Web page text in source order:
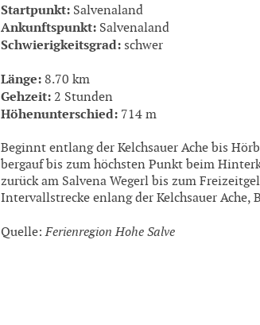
Startpunkt: Salvenaland
Ankunftspunkt: Salvenaland
Schwierigkeitsgrad: schwer
Länge: 8.70 km
Gehzeit: 2 Stunden
Höhenunterschied: 714 m
Beginnt entlang der Kelchsauer Ache bis
bergauf bis zum höchsten Punkt beim
zurück am Salvena Wegerl bis zum
Intervallstrecke enlang der Kelchsauer Ache,
Quelle:Ferienregion Hohe Salve